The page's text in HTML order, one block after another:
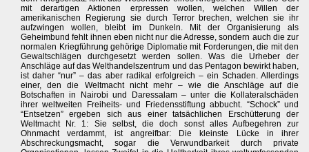
mit derartigen Aktionen erpressen wollen, welchen Willen der
amerikanischen Regierung sie durch Terror brechen, welchen sie ihr
aufzwingen wollen, bleibt im Dunkeln. Mit der Organisierung als
Geheimbund fehlt ihnen eben nicht nur die Adresse, sondern auch die zur
normalen Kriegführung gehörige Diplomatie mit Forderungen, die mit den
Gewaltschlägen durchgesetzt werden sollen. Was die Urheber der
Anschläge auf das Welthandelszentrum und das Pentagon bewirkt haben,
ist daher “nur” – das aber radikal erfolgreich – ein Schaden. Allerdings
einer, den die Weltmacht nicht mehr – wie die Anschläge auf die
Botschaften in Nairobi und Daressalam – unter die Kollateralschäden
ihrer weltweiten Freiheits- und Friedensstiftung abbucht. “Schock” und
“Entsetzen” ergeben sich aus einer tatsächlichen Erschütterung der
Weltmacht Nr. 1: Sie selbst, die doch sonst alles Aufbegehren zur
Ohnmacht verdammt, ist angreifbar: Die kleinste Lücke in ihrer
Abschreckungsmacht, sogar die Verwundbarkeit durch private